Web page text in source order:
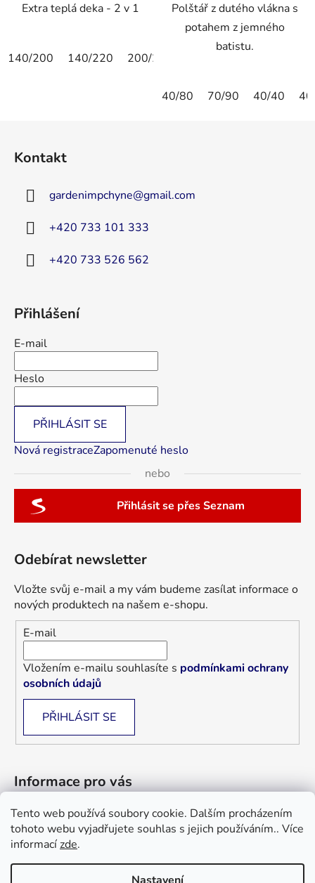
Tento web používá soubory cookie. Dalším procházením
tohoto webu vyjadřujete souhlas s jejich používáním.. Více
informacízde.
Extra teplá deka - 2 v 1
140/200 140/220 200/200
Polštář z dutého vlákna s
potahem z jemného
batistu.
40/80 70/90 40/40
Kontakt
gardenimpchyne@gmail.com
+420 733 101 333
+420 733 526 562
Přihlášení
E-mail
Heslo
PŘIHLÁSIT SE
Nová registraceZapomenuté heslo
nebo
Přihlásit se přes Seznam
Odebírat newsletter
Vložte svůj e-mail a my vám budeme zasílat informace o
nových produktech na našem e-shopu.
E-mail
Vložením e-mailu souhlasíte s podmínkami ochrany
osobních údajů
PŘIHLÁSIT SE
Informace pro vás
Jak nakupovat
Obchodní podmínky